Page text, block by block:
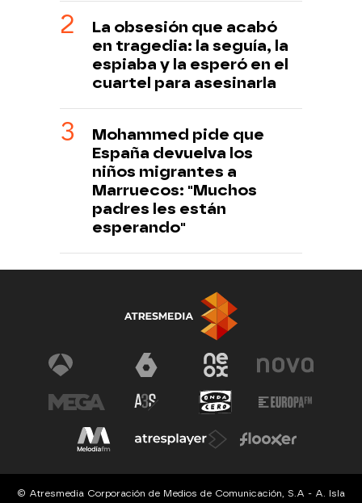
La obsesión que acabó
en tragedia: la seguía, la
espiaba y la esperó en el
cuartel para asesinarla
Mohammed pide que
España devuelva los
niños migrantes a
Marruecos: "Muchos
padres les están
esperando"
© Atresmedia Corporación de Medios de Comunicación, S.A - A. Isla